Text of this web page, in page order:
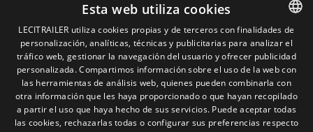
Política de privacidad
Política de cookies
Condiciones generales de venta
Gestionar cookies
Contacto
Camino de los Huertos, S/N. Apdo 100
SPANISH
ENGLISH
FRENCH
ITALIAN
Esta web utiliza cookies
LECITRAILER utiliza cookies propias y de terceros con finalidades de
personalización, analíticas, técnicas y publicitarias para analizar el
tráfico web, gestionar la navegación del usuario y ofrecer publicidad
personalizada. Compartimos información sobre el uso de la web con
las herramientas de análisis web, quienes pueden combinarla con
otra información que les haya proporcionado o que hayan recopilado
a partir el uso que haya hecho de sus servicios. Puede aceptar todas
las cookies, rechazarlas todas o configurar sus preferencias respecto